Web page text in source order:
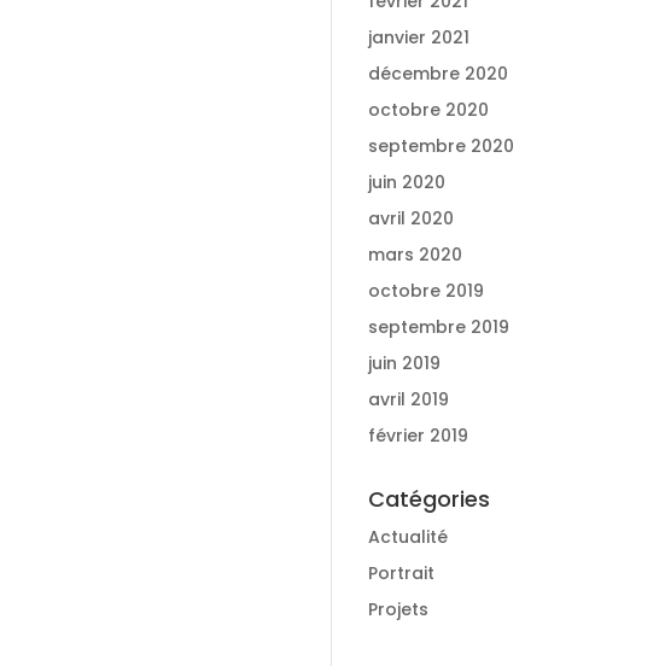
janvier 2021
décembre 2020
octobre 2020
septembre 2020
juin 2020
avril 2020
mars 2020
octobre 2019
septembre 2019
juin 2019
avril 2019
février 2019
Catégories
Actualité
Portrait
Projets